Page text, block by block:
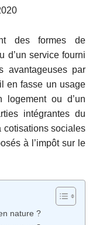
des formes de
d’un service fourni
avantageuses par
en fasse un usage
logement ou d’un
intégrantes du
cotisations sociales
à l’impôt sur le
nature ?